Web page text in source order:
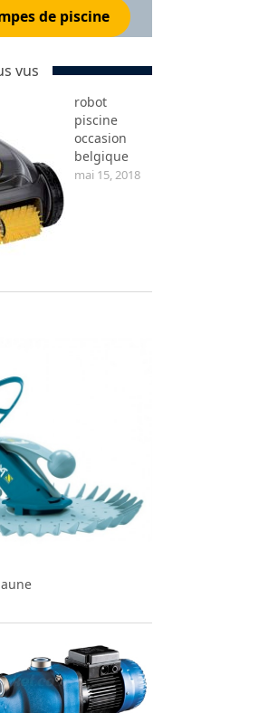
de piscine
vus
robot
piscine
occasion
belgique
mai 15, 2018